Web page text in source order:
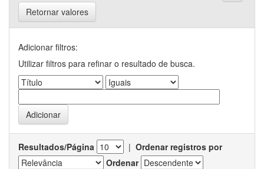
Retornar valores
Adicionar filtros:
Utilizar filtros para refinar o resultado de busca.
Resultados/Página | Ordenar registros por
Ordenar